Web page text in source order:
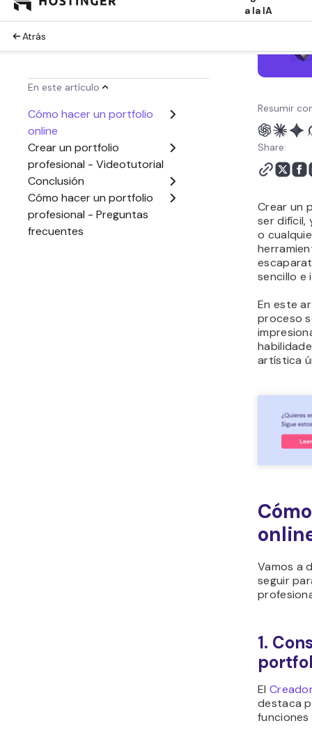
Resumir
Share:
Crear un
ser difícil,
o
sencillo e
En este
proceso
artística
Vamos a
seguir
1.
El
destaca